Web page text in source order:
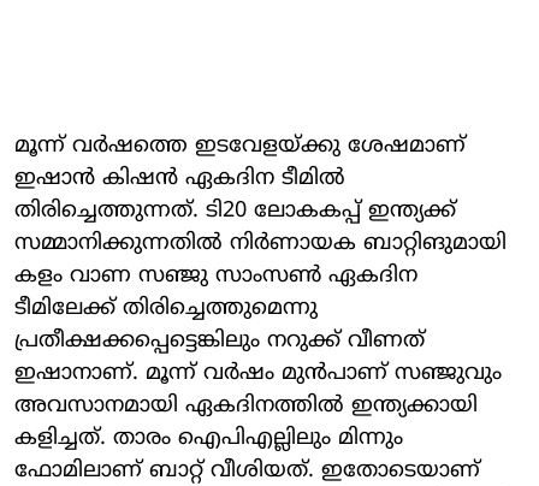
മൂന്ന് വര്‍ഷത്തെ ഇടവേളയ്ക്കു ശേഷമാണ്
ഇഷാന്‍ കിഷന്‍ ഏകദിന ടീമില്‍
തിരിച്ചെത്തുന്നത്. ടി20 ലോകകപ്പ് ഇന്ത്യക്ക്
സമ്മാനിക്കുന്നതില്‍ നിര്‍ണായക ബാറ്റിങുമായി
കളം വാണ സഞ്ജു സാംസണ്‍ ഏകദിന
ടീമിലേക്ക് തിരിച്ചെത്തുമെന്നു
പ്രതീക്ഷക്കപ്പെട്ടെങ്കിലും നറുക്ക് വീണത്
ഇഷാനാണ്. മൂന്ന് വര്‍ഷം മുന്‍പാണ് സഞ്ജുവും
അവസാനമായി ഏകദിനത്തില്‍ ഇന്ത്യക്കായി
കളിച്ചത്. താരം ഐപിഎല്ലിലും മിന്നും
ഫോമിലാണ് ബാറ്റ് വീശിയത്. ഇതോടെയാണ്